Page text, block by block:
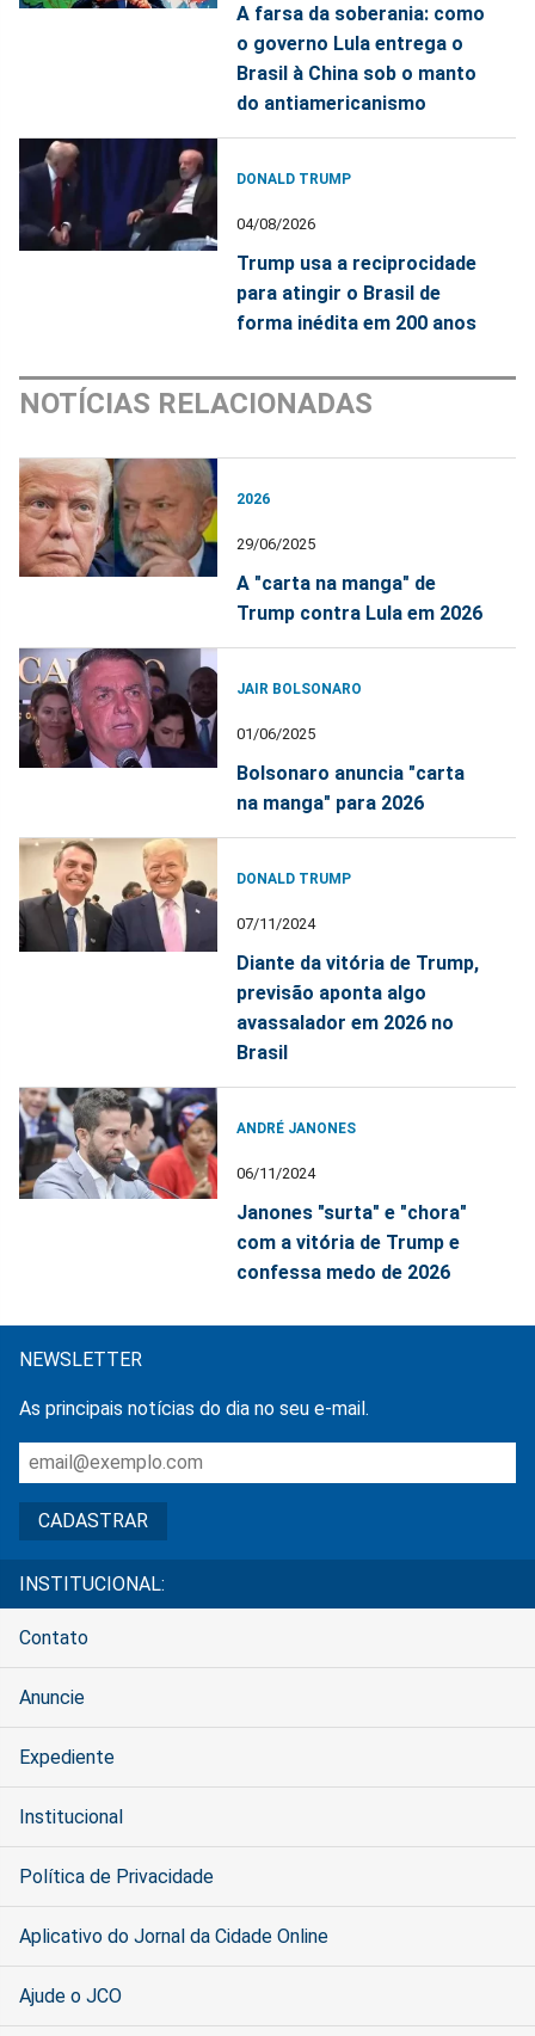
A farsa da soberania: como
o governo Lula entrega o
Brasil à China sob o manto
do antiamericanismo
DONALD TRUMP
04/08/2026
Trump usa a reciprocidade
para atingir o Brasil de
forma inédita em 200 anos
NOTÍCIAS RELACIONADAS
2026
29/06/2025
A "carta na manga" de
Trump contra Lula em 2026
JAIR BOLSONARO
01/06/2025
Bolsonaro anuncia "carta
na manga" para 2026
DONALD TRUMP
07/11/2024
Diante da vitória de Trump,
previsão aponta algo
avassalador em 2026 no
Brasil
ANDRÉ JANONES
06/11/2024
Janones "surta" e "chora"
com a vitória de Trump e
confessa medo de 2026
NEWSLETTER
As principais notícias do dia no seu e-mail.
INSTITUCIONAL:
Contato
Anuncie
Expediente
Institucional
Política de Privacidade
Aplicativo do Jornal da Cidade Online
Ajude o JCO